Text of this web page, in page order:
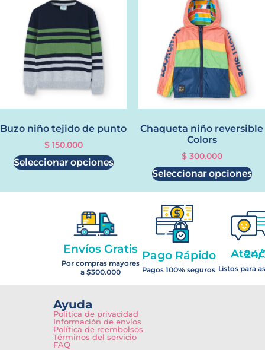
Buzo niño tejido de punto
$150.000
Seleccionar opciones
Chaqueta niño reversible
Colors
$300.000
Seleccionar opciones
Envíos Gratis
Por compras mayores
a $300.000
Pago Rápido
Pagos 100% seguros
Atención
Listos para
Ayuda
Política de privacidad
Información de envíos
Política de reembolsos
Términos del servicio
FAQ